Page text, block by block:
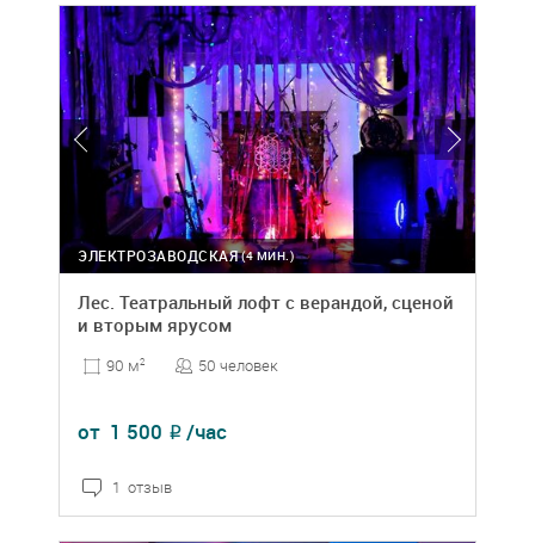
(4 МИН.)
ЭЛЕКТРОЗАВОДСКАЯ
Лес. Театральный лофт с верандой, сценой
и вторым ярусом
90 м2 50 человек
от 1 500 ₽ /час
1 отзыв